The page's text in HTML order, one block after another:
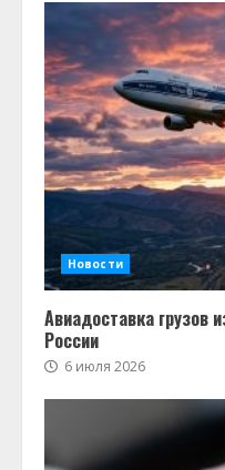
Новости
Авиадоставка грузов
России
6 июля 2026